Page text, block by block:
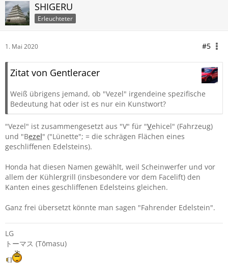
SHIGERU
Erleuchteter
1. Mai 2020 #5
Zitat von Gentleracer
Weiß übrigens jemand, ob "Vezel" irgendeine spezifische
Bedeutung hat oder ist es nur ein Kunstwort?
"Vezel" ist zusammengesetzt aus "V" für "Vehicel" (Fahrzeug)
und "Bezel" ("Lünette"; = die schrägen Flächen eines
geschliffenen Edelsteins).
Honda hat diesen Namen gewählt, weil Scheinwerfer und vor
allem der Kühlergrill (insbesondere vor dem Facelift) den
Kanten eines geschliffenen Edelsteins gleichen.
Ganz frei übersetzt könnte man sagen "Fahrender Edelstein".
LG
トーマス (Tōmasu)